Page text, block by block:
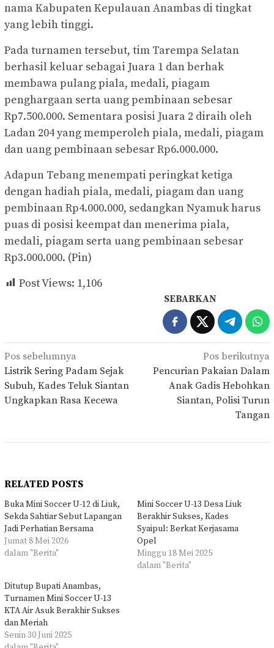
nama Kabupaten Kepulauan Anambas di tingkat
yang lebih tinggi.
Pada turnamen tersebut, tim Tarempa Selatan
berhasil keluar sebagai Juara 1 dan berhak
membawa pulang piala, medali, piagam
penghargaan serta uang pembinaan sebesar
Rp7.500.000. Sementara posisi Juara 2 diraih oleh
Ladan 204 yang memperoleh piala, medali, piagam
dan uang pembinaan sebesar Rp6.000.000.
Adapun Tebang menempati peringkat ketiga
dengan hadiah piala, medali, piagam dan uang
pembinaan Rp4.000.000, sedangkan Nyamuk harus
puas di posisi keempat dan menerima piala,
medali, piagam serta uang pembinaan sebesar
Rp3.000.000. (Pin)
Post Views: 1,106
SEBARKAN
Navigasi
pos
Pos sebelumnya
Listrik Sering Padam Sejak
Subuh, Kades Teluk Siantan
Ungkapkan Rasa Kecewa
Pos berikutnya
Pencurian Pakaian Dalam
Anak Gadis Hebohkan
Siantan, Polisi Turun
Tangan
RELATED POSTS
Buka Mini Soccer U-12 di Liuk,
Sekda Sahtiar Sebut Lapangan
Jadi Perhatian Bersama
Jumat 8 Mei 2026
dalam "Berita"
Mini Soccer U-13 Desa Liuk
Berakhir Sukses, Kades
Syaipul: Berkat Kerjasama
Opel
Minggu 18 Mei 2025
dalam "Berita"
Ditutup Bupati Anambas,
Turnamen Mini Soccer U-13
KTA Air Asuk Berakhir Sukses
dan Meriah
Senin 30 Juni 2025